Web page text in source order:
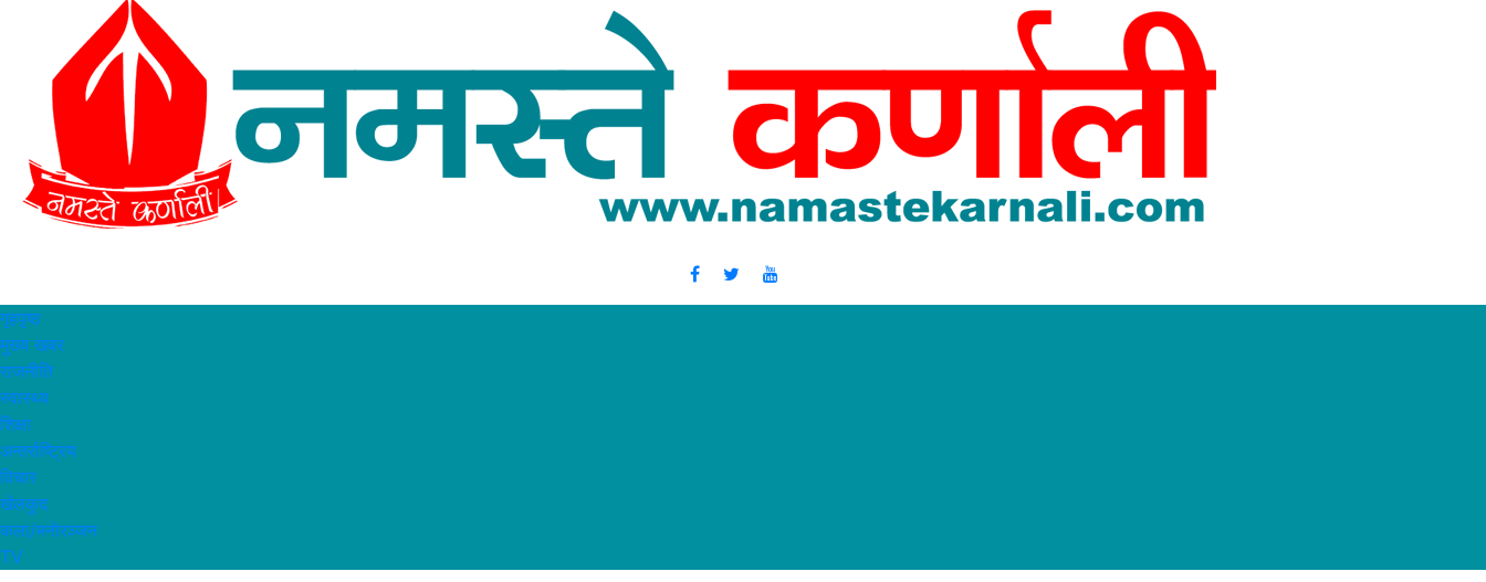
गृहपृष्ठ
मुख्य खबर
राजनीति
स्वास्थ्य
शिक्षा
अन्तर्राष्ट्रिय
विचार
खेलकुद
कला/मनाेरञ्जन
TV